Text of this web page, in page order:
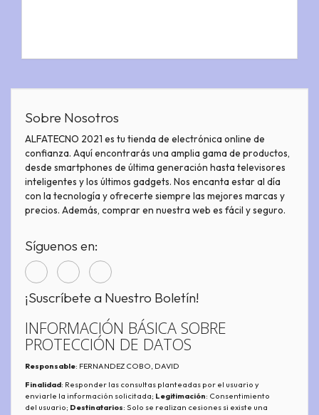
Sobre Nosotros
ALFATECNO 2021 es tu tienda de electrónica online de
confianza. Aquí encontrarás una amplia gama de productos,
desde smartphones de última generación hasta televisores
inteligentes y los últimos gadgets. Nos encanta estar al día
con la tecnología y ofrecerte siempre las mejores marcas y
precios. Además, comprar en nuestra web es fácil y seguro.
Síguenos en:
¡Suscríbete a Nuestro Boletín!
INFORMACIÓN BÁSICA SOBRE
PROTECCIÓN DE DATOS
Responsable: FERNANDEZ COBO, DAVID
Finalidad: Responder las consultas planteadas por el usuario y
enviarle la información solicitada; Legitimación: Consentimiento
del usuario; Destinatarios: Solo se realizan cesiones si existe una